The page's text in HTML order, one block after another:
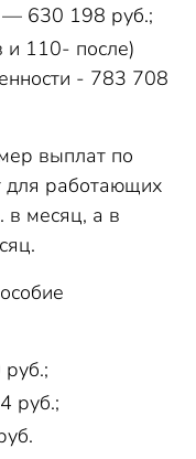
— 630 198 руб.;
и 110- после)
- 783 708
выплат по
для работающих
в месяц, а в
руб.;